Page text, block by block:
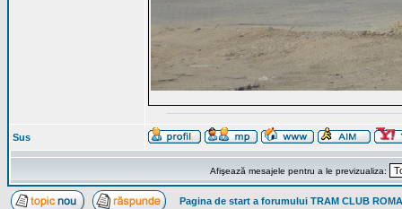
Sus
Afişează mesajele pentru a le previzualiza:
Pagina de start a forumului TRAM CLUB